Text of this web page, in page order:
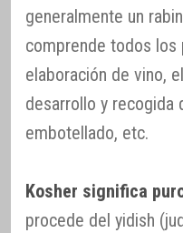
generalmente un
comprende todos los
elaboración de vino,
desarrollo y recogida
embotellado, etc.
Kosher significa
procede del yidish